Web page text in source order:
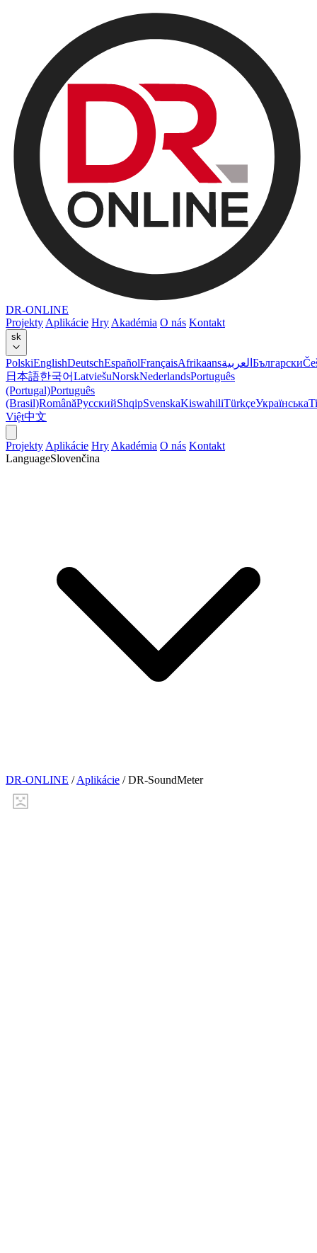
DR-ONLINE
Projekty Aplikácie Hry Akadémia O nás Kontakt
sk
PolskiEnglishDeutschEspañolFrançaisAfrikaansالعربية Български
日本語한국어LatviešuNorskNederlandsPortuguês
(Portugal)Português
(Brasil)RomânăРусскийShqipSvenskaKiswahiliTürkçeУкраїнська
Việt中文
Projekty Aplikácie Hry Akadémia O nás Kontakt
LanguageSlovenčina
DR-ONLINE / Aplikácie / DR-SoundMeter